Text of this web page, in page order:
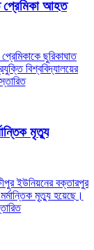
প্রেমিকা আহত
ছুরিকাঘাত
বিশ্ববিদ্যালয়ের
মৃত্যু
ইউনিয়নের বক্তারপুর
মৃত্যু হয়েছে।